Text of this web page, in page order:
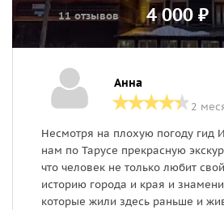
11 отзывов 4 000 ₽
Анна
2
Несмотря на плохую погоду гид
нам по Тарусе прекрасную
что человек не только любит
историю города и края и
которые жили здесь раньше и